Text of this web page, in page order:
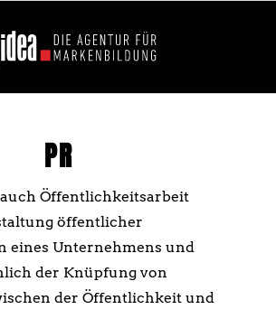
PR
Öffentlichkeitsarbeit
öffentlicher
eines Unternehmens und
der Knüpfung von
der Öffentlichkeit und